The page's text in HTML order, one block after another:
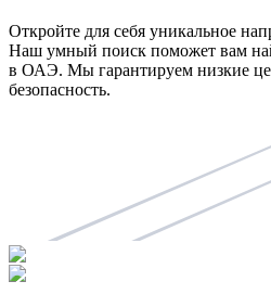
Откройте для себя уникальное
Наш умный поиск поможет вам
в ОАЭ. Мы гарантируем низкие
безопасность.